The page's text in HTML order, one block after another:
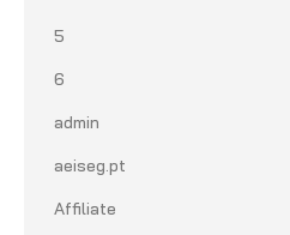
5
6
admin
aeiseg.pt
Affiliate